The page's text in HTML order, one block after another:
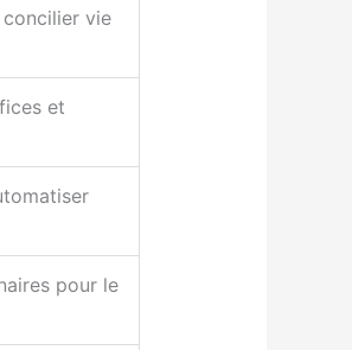
vie
et
pour le